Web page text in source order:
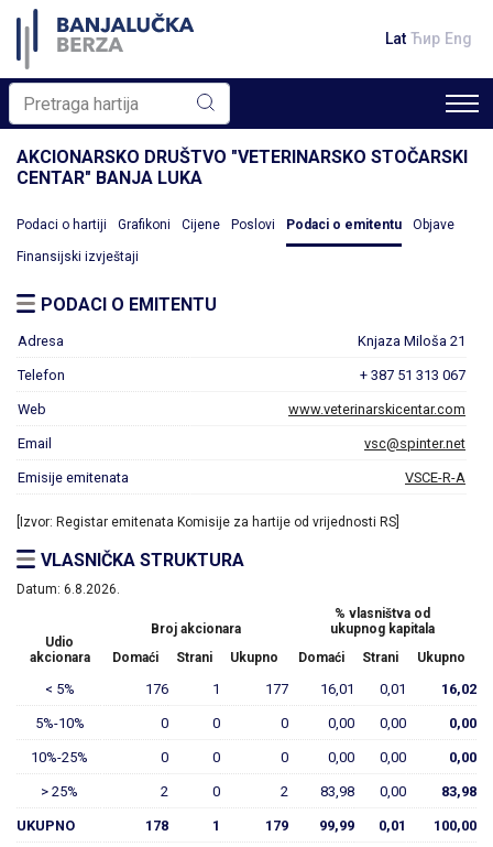
Lat Ћир Eng
AKCIONARSKO DRUŠTVO "VETERINARSKO STOČARSKI
CENTAR" BANJA LUKA
Podaci o hartiji Grafikoni Cijene Poslovi Podaci o emitentu Objave
Finansijski izvještaji
PODACI O EMITENTU
Adresa Knjaza Miloša 21
Telefon + 387 51 313 067
Web www.veterinarskicentar.com
Email vsc@spinter.net
Emisije emitenata VSCE-R-A
[Izvor: Registar emitenata Komisije za hartije od vrijednosti RS]
VLASNIČKA STRUKTURA
Datum: 6.8.2026.
Udio
akcionara
Broj akcionara
% vlasništva od
ukupnog kapitala
Domaći
Strani Ukupno Domaći Strani Ukupno
< 5% 176 1 177 16,01 0,01 16,02
5%-10% 0 0 0 0,00 0,00 0,00
10%-25% 0 0 0 0,00 0,00 0,00
> 25% 2 0 2 83,98 0,00 83,98
UKUPNO 178 1 179 99,99 0,01 100,00